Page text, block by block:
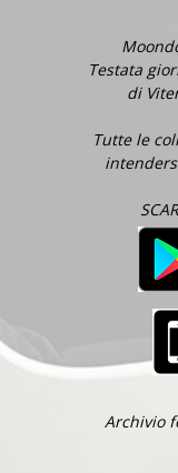
Testata
di
Tutte le
Archivio